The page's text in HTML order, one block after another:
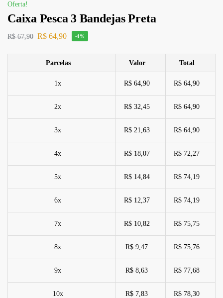
Oferta!
Caixa Pesca 3 Bandejas Preta
R$67,90 R$ 64,90 -4%
Parcelas Valor Total
1x R$ 64,90 R$ 64,90
2x R$ 32,45 R$ 64,90
3x R$ 21,63 R$ 64,90
4x R$ 18,07 R$ 72,27
5x R$ 14,84 R$ 74,19
6x R$ 12,37 R$ 74,19
7x R$ 10,82 R$ 75,75
8x R$ 9,47 R$ 75,76
9x R$ 8,63 R$ 77,68
10x R$ 7,83 R$ 78,30